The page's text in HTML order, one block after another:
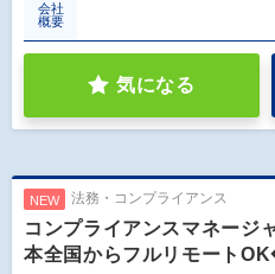
会社
概要
気になる
NEW 法務・コンプライアンス
コンプライアンスマネージ
本全国からフルリモート